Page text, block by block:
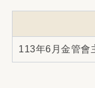
113年6月金管會